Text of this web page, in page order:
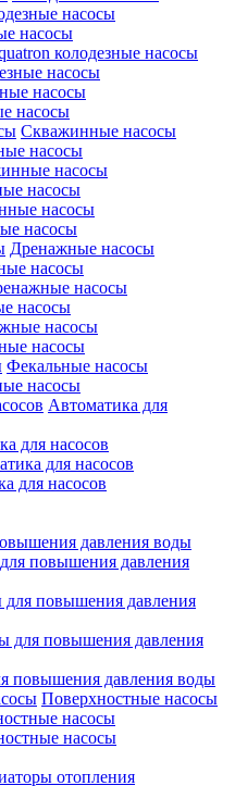
насосы
насосы
колодезные насосы
насосы
насосы
насосы
Скважинные насосы
насосы
насосы
насосы
насосы
насосы
Дренажные насосы
насосы
насосы
насосы
насосы
насосы
Фекальные насосы
насосы
Автоматика для
для насосов
для насосов
для насосов
давления воды
повышения давления
для повышения давления
для повышения давления
повышения давления воды
Поверхностные насосы
насосы
насосы